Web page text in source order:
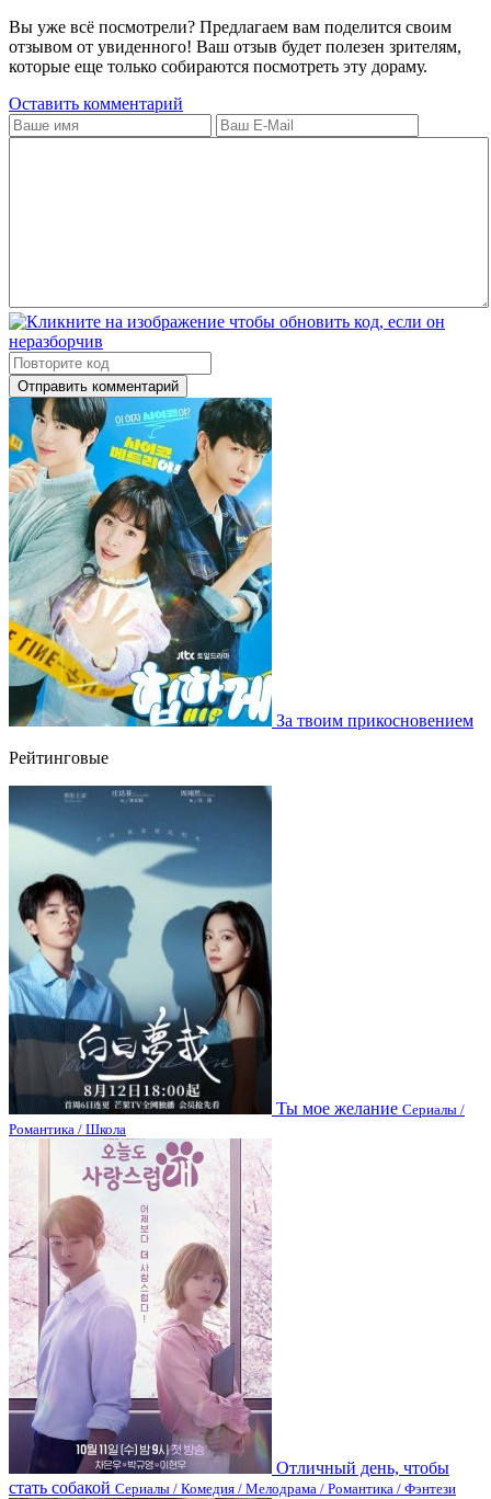
Вы уже всё посмотрели? Предлагаем вам поделится своим
отзывом от увиденного! Ваш отзыв будет полезен зрителям,
которые еще только собираются посмотреть эту дораму.
Оставить комментарий
Отправить комментарий
За твоим прикосновением
Рейтинговые
Ты мое желание Сериалы /
Романтика / Школа
Отличный день, чтобы
стать собакой Сериалы / Комедия / Мелодрама / Романтика / Фэнтези